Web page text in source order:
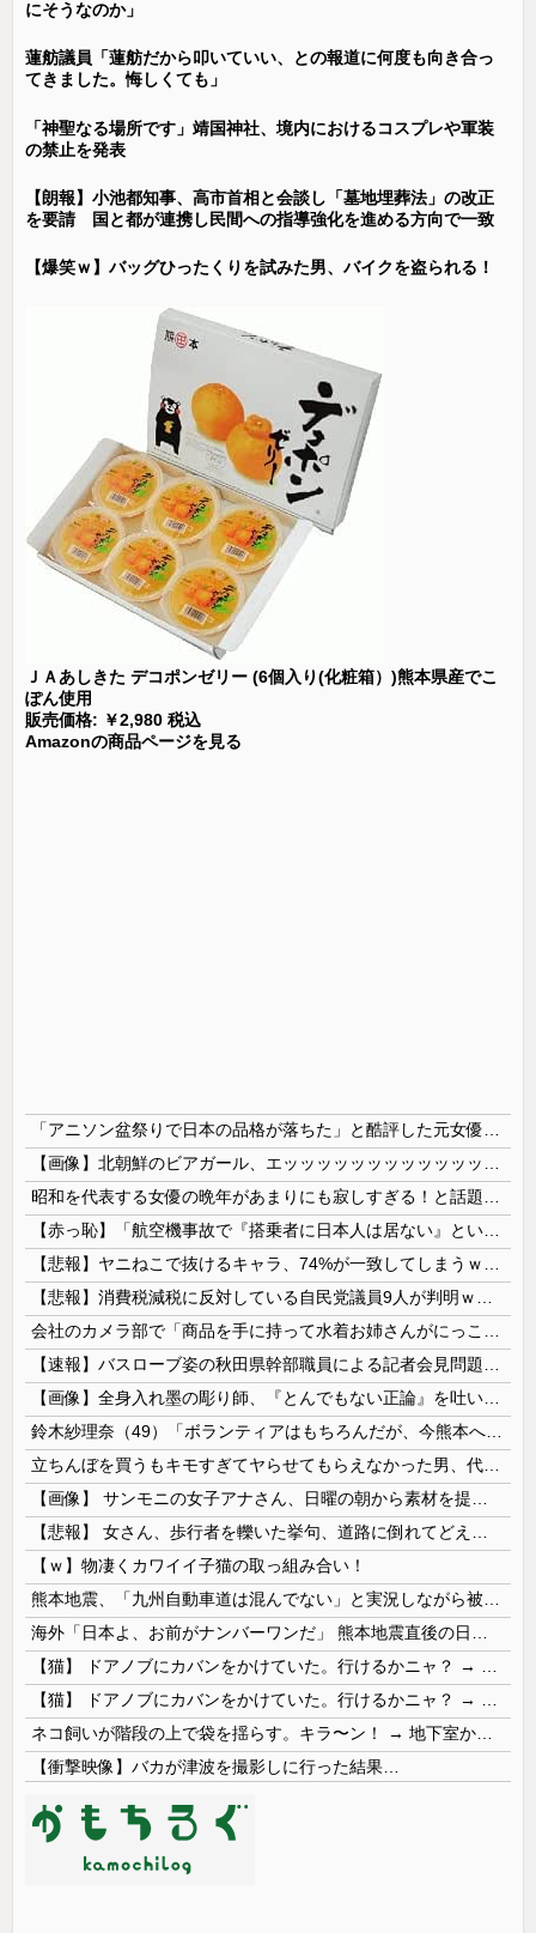
にそうなのか」
蓮舫議員「蓮舫だから叩いていい、との報道に何度も向き合っ
てきました。悔しくても」
「神聖なる場所です」靖国神社、境内におけるコスプレや軍装
の禁止を発表
【朗報】小池都知事、高市首相と会談し「墓地埋葬法」の改正
を要請 国と都が連携し民間への指導強化を進める方向で一致
【爆笑ｗ】バッグひったくりを試みた男、バイクを盗られる！
ＪＡあしきた デコポンゼリー (6個入り(化粧箱）)熊本県産でこ
ぽん使用
販売価格: ￥2,980 税込
Amazonの商品ページを見る
【ｗ】物凄くカワイイ子猫の取っ組み合い！
【衝撃映像】バカが津波を撮影しに行った結果…